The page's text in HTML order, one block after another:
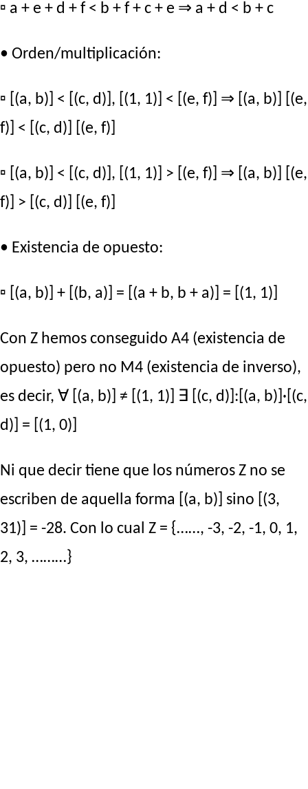
▫ a + e + d + f < b + f + c + e ⇒ a + d < b + c
• Orden/multiplicación:
▫ [(a, b)] < [(c, d)], [(1, 1)] < [(e, f)] ⇒ [(a, b)] [(e,
f)] < [(c, d)] [(e, f)]
▫ [(a, b)] < [(c, d)], [(1, 1)] > [(e, f)] ⇒ [(a, b)] [(e,
f)] > [(c, d)] [(e, f)]
• Existencia de opuesto:
▫ [(a, b)] + [(b, a)] = [(a + b, b + a)] = [(1, 1)]
Con Z hemos conseguido A4 (existencia de
opuesto) pero no M4 (existencia de inverso),
es decir, ∀ [(a, b)] ≠ [(1, 1)] ∃ [(c, d)]:[(a, b)]·[(c,
d)] = [(1, 0)]
Ni que decir tiene que los números Z no se
escriben de aquella forma [(a, b)] sino [(3,
31)] = -28. Con lo cual Z = {……, -3, -2, -1, 0, 1,
2, 3, ………}